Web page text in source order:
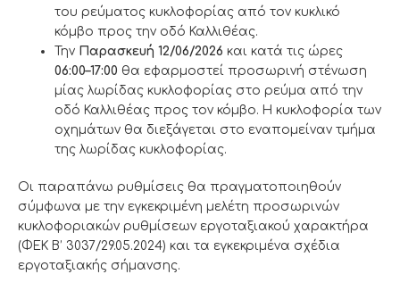
του ρεύματος κυκλοφορίας από τον κυκλικό
κόμβο προς την οδό Καλλιθέας.
Την Παρασκευή 12/06/2026 και κατά τις ώρες
06:00–17:00 θα εφαρμοστεί προσωρινή στένωση
μίας λωρίδας κυκλοφορίας στο ρεύμα από την
οδό Καλλιθέας προς τον κόμβο. Η κυκλοφορία των
οχημάτων θα διεξάγεται στο εναπομείναν τμήμα
της λωρίδας κυκλοφορίας.
Οι παραπάνω ρυθμίσεις θα πραγματοποιηθούν
σύμφωνα με την εγκεκριμένη μελέτη προσωρινών
κυκλοφοριακών ρυθμίσεων εργοταξιακού χαρακτήρα
(ΦΕΚ Β’ 3037/29.05.2024) και τα εγκεκριμένα σχέδια
εργοταξιακής σήμανσης.